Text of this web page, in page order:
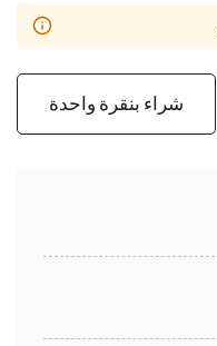
شراء بنقرة واحدة